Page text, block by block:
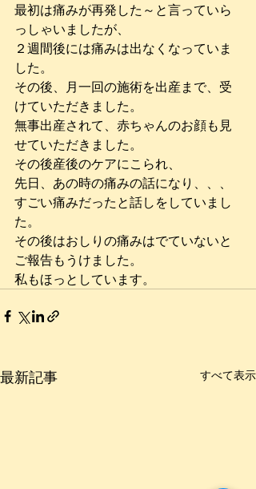
最初は痛みが再発した～と言っていら
っしゃいましたが、
２週間後には痛みは出なくなっていま
した。
その後、月一回の施術を出産まで、受
けていただきました。
無事出産されて、赤ちゃんのお顔も見
せていただきました。
その後産後のケアにこられ、
先日、あの時の痛みの話になり、、、
すごい痛みだったと話しをしていまし
た。
その後はおしりの痛みはでていないと
ご報告もうけました。
私もほっとしています。
最新記事 すべて表示